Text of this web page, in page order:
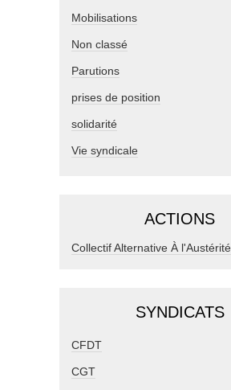
Mobilisations
Non classé
Parutions
prises de position
solidarité
Vie syndicale
ACTIONS
Collectif Alternative À l'Austérité
SYNDICATS
CFDT
CGT